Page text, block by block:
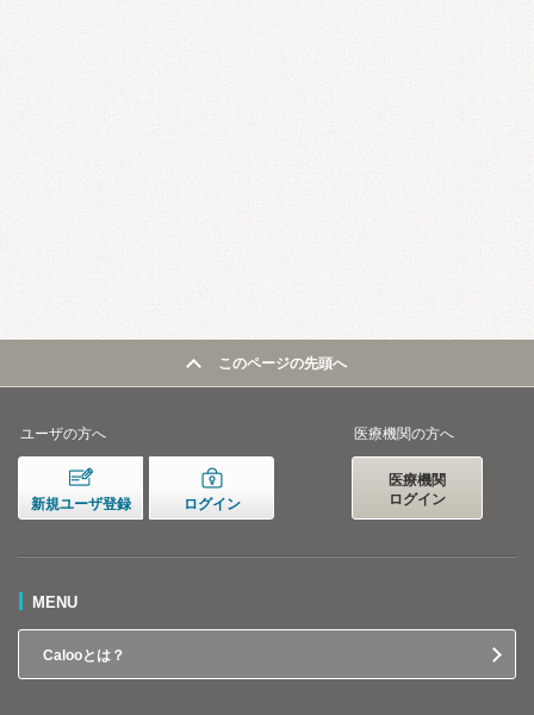
このページの先頭へ
ユーザの方へ
新規ユーザ登録 ログイン
医療機関の方へ
医療機関
ログイン
MENU
Calooとは？